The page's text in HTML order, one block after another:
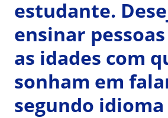
estudante.
ensinar
as idades com
sonham em
segundo idioma